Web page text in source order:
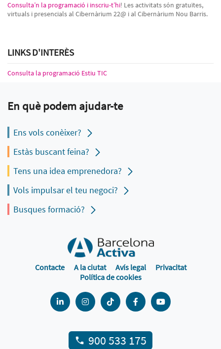
Consulta’n la programació i inscriu-t’hi! Les activitats són gratuïtes,
virtuals i presencials al Cibernàrium 22@ i al Cibernàrium Nou Barris.
LINKS D'INTERÈS
Consulta la programació Estiu TIC
En què podem ajudar-te
Ens vols conèixer?
Estàs buscant feina?
Tens una idea emprenedora?
Vols impulsar el teu negoci?
Busques formació?
Contacte A la ciutat Avís legal
Privacitat
Política de cookies
900 533 175